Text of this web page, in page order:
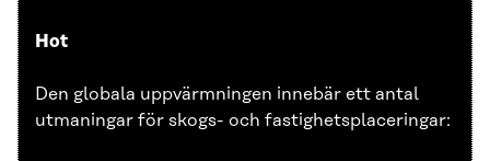
Hot
Den globala uppvärmningen innebär ett antal
utmaningar för skogs- och fastighetsplaceringar: